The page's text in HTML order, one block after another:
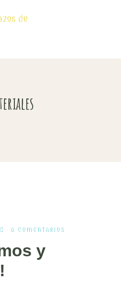
0 COMENTARIOS
y